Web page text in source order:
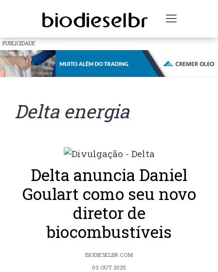
Toggle
PUBLICIDADE
Delta energia
Delta anuncia Daniel
Goulart como seu novo
diretor de
biocombustíveis
BIODIESELBR.COM
03 OUT 2025